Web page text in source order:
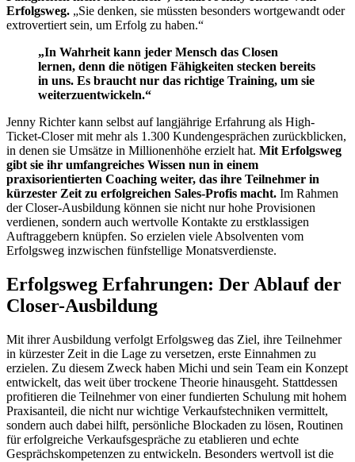
Erfolgsweg. „Sie denken, sie müssten besonders wortgewandt oder
extrovertiert sein, um Erfolg zu haben.“
„In Wahrheit kann jeder Mensch das Closen
lernen, denn die nötigen Fähigkeiten stecken bereits
in uns. Es braucht nur das richtige Training, um sie
weiterzuentwickeln.“
Jenny Richter kann selbst auf langjährige Erfahrung als High-
Ticket-Closer mit mehr als 1.300 Kundengesprächen zurückblicken,
in denen sie Umsätze in Millionenhöhe erzielt hat. Mit Erfolgsweg
gibt sie ihr umfangreiches Wissen nun in einem
praxisorientierten Coaching weiter, das ihre Teilnehmer in
kürzester Zeit zu erfolgreichen Sales-Profis macht. Im Rahmen
der Closer-Ausbildung können sie nicht nur hohe Provisionen
verdienen, sondern auch wertvolle Kontakte zu erstklassigen
Auftraggebern knüpfen. So erzielen viele Absolventen vom
Erfolgsweg inzwischen fünfstellige Monatsverdienste.
Erfolgsweg Erfahrungen: Der Ablauf der
Closer-Ausbildung
Mit ihrer Ausbildung verfolgt Erfolgsweg das Ziel, ihre Teilnehmer
in kürzester Zeit in die Lage zu versetzen, erste Einnahmen zu
erzielen. Zu diesem Zweck haben Michi und sein Team ein Konzept
entwickelt, das weit über trockene Theorie hinausgeht. Stattdessen
profitieren die Teilnehmer von einer fundierten Schulung mit hohem
Praxisanteil, die nicht nur wichtige Verkaufstechniken vermittelt,
sondern auch dabei hilft, persönliche Blockaden zu lösen, Routinen
für erfolgreiche Verkaufsgespräche zu etablieren und echte
Gesprächskompetenzen zu entwickeln. Besonders wertvoll ist die